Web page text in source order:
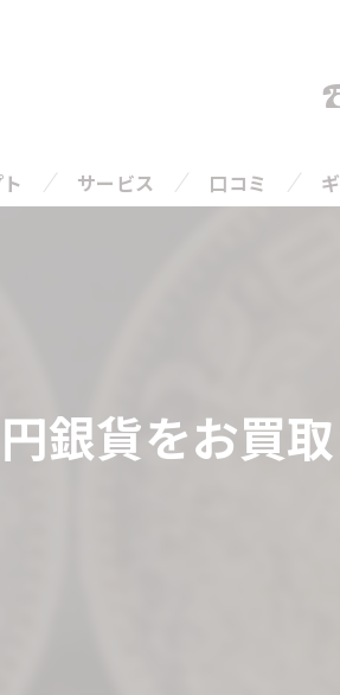
サービス 口コミ
銀貨をお買